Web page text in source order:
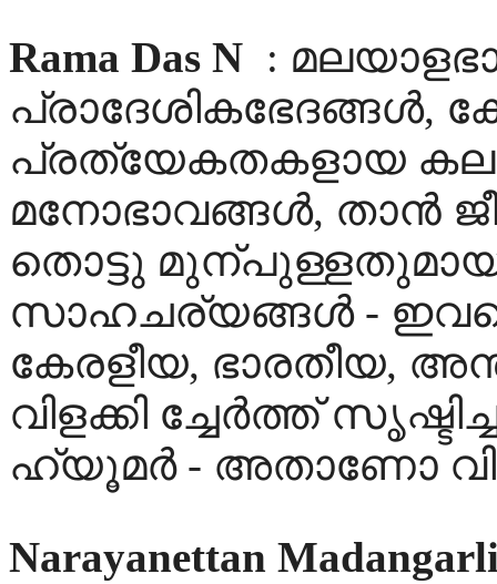
Rama Das N :
പ്രാദേശികഭേദങ്ങള്‍,
പ്രത്യേകതകളായ
മനോഭാവങ്ങള്‍, താന്‍
തൊട്ടു
സാഹചര്യങ്ങള്‍ -
കേരളീയ, ഭാരതീയ,
വിളക്കി ച്ചേര്‍ത്ത്
ഹ്യൂമര്‍ - അതാണോ വി
Narayanettan